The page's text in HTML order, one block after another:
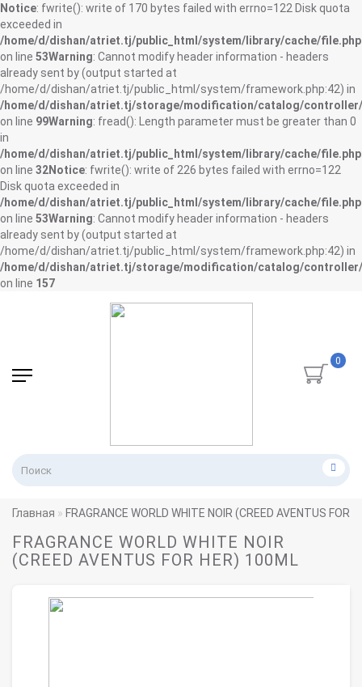
Notice: fwrite(): write of 170 bytes failed with errno=122 Disk quota
exceeded in
/home/d/dishan/atriet.tj/public_html/system/library/cache/file.php
on line 53Warning: Cannot modify header information - headers
already sent by (output started at
/home/d/dishan/atriet.tj/public_html/system/framework.php:42) in
/home/d/dishan/atriet.tj/storage/modification/catalog/
on line 99Warning: fread(): Length parameter must be greater than 0
in
/home/d/dishan/atriet.tj/public_html/system/library/cache/file.php
on line 32Notice: fwrite(): write of 226 bytes failed with errno=122
Disk quota exceeded in
/home/d/dishan/atriet.tj/public_html/system/library/cache/file.php
on line 53Warning: Cannot modify header information - headers
already sent by (output started at
/home/d/dishan/atriet.tj/public_html/system/framework.php:42) in
/home/d/dishan/atriet.tj/storage/modification/catalog/
on line 157
0
Главная FRAGRANCE WORLD WHITE NOIR (CREED AVENTUS FOR
FRAGRANCE WORLD WHITE NOIR
(CREED AVENTUS FOR HER) 100ML